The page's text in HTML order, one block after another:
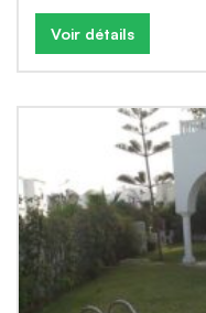
Voir détails